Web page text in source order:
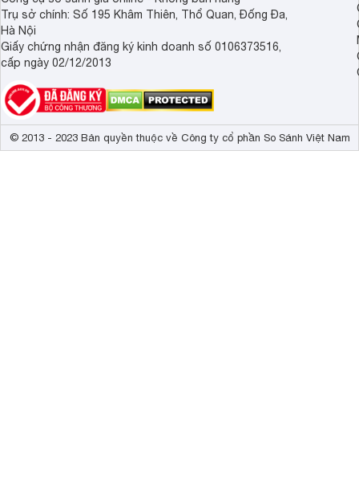
Trụ sở chính: Số 195 Khâm Thiên, Thổ Quan, Đống Đa,
Hà Nội
Giấy chứng nhận đăng ký kinh doanh số 0106373516,
cấp ngày 02/12/2013
© 2013 - 2023 Bản quyền thuộc về Công ty cổ phần So Sánh Việt Nam